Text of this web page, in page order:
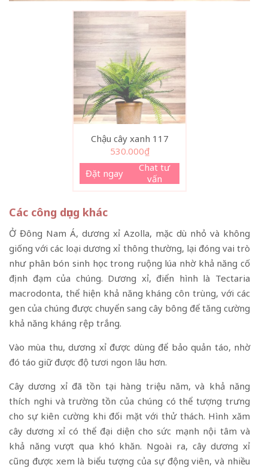
Chậu cây xanh 117
530.000₫
Đặt ngay
Chat tư
vấn
Các công dụng khác
Ở Đông Nam Á, dương xỉ Azolla, mặc dù nhỏ và không
giống với các loại dương xỉ thông thường, lại đóng vai trò
như phân bón sinh học trong ruộng lúa nhờ khả năng cố
định đạm của chúng. Dương xỉ, điển hình là Tectaria
macrodonta, thể hiện khả năng kháng côn trùng, với các
gen của chúng được chuyển sang cây bông để tăng cường
khả năng kháng rệp trắng.
Vào mùa thu, dương xỉ được dùng để bảo quản táo, nhờ
đó táo giữ được độ tươi ngon lâu hơn.
Cây dương xỉ đã tồn tại hàng triệu năm, và khả năng
thích nghi và trường tồn của chúng có thể tượng trưng
cho sự kiên cường khi đối mặt với thử thách. Hình xăm
cây dương xỉ có thể đại diện cho sức mạnh nội tâm và
khả năng vượt qua khó khăn. Ngoài ra, cây dương xỉ
cũng được xem là biểu tượng của sự động viên, và nhiều